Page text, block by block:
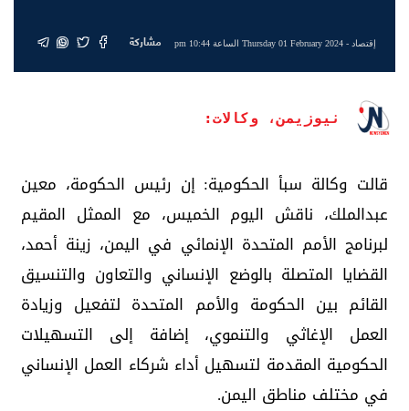
إقتصاد- Thursday 01 February 2024 الساعة 10:44 pm مشاركة
نيوزيمن، وكالات:
قالت وكالة سبأ الحكومية: إن رئيس الحكومة، معين
عبدالملك، ناقش اليوم الخميس، مع الممثل المقيم
لبرنامج الأمم المتحدة الإنمائي في اليمن، زينة أحمد،
القضايا المتصلة بالوضع الإنساني والتعاون والتنسيق
القائم بين الحكومة والأمم المتحدة لتفعيل وزيادة
العمل الإغاثي والتنموي، إضافة إلى التسهيلات
الحكومية المقدمة لتسهيل أداء شركاء العمل الإنساني
في مختلف مناطق اليمن.